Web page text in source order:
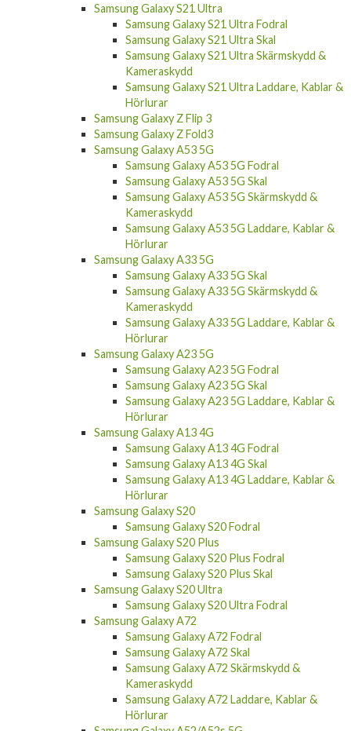
Samsung Galaxy S21 Ultra
Samsung Galaxy S21 Ultra Fodral
Samsung Galaxy S21 Ultra Skal
Samsung Galaxy S21 Ultra Skärmskydd &
Kameraskydd
Samsung Galaxy S21 Ultra Laddare, Kablar &
Hörlurar
Samsung Galaxy Z Flip 3
Samsung Galaxy Z Fold3
Samsung Galaxy A53 5G
Samsung Galaxy A53 5G Fodral
Samsung Galaxy A53 5G Skal
Samsung Galaxy A53 5G Skärmskydd &
Kameraskydd
Samsung Galaxy A53 5G Laddare, Kablar &
Hörlurar
Samsung Galaxy A33 5G
Samsung Galaxy A33 5G Skal
Samsung Galaxy A33 5G Skärmskydd &
Kameraskydd
Samsung Galaxy A33 5G Laddare, Kablar &
Hörlurar
Samsung Galaxy A23 5G
Samsung Galaxy A23 5G Fodral
Samsung Galaxy A23 5G Skal
Samsung Galaxy A23 5G Laddare, Kablar &
Hörlurar
Samsung Galaxy A13 4G
Samsung Galaxy A13 4G Fodral
Samsung Galaxy A13 4G Skal
Samsung Galaxy A13 4G Laddare, Kablar &
Hörlurar
Samsung Galaxy S20
Samsung Galaxy S20 Fodral
Samsung Galaxy S20 Plus
Samsung Galaxy S20 Plus Fodral
Samsung Galaxy S20 Plus Skal
Samsung Galaxy S20 Ultra
Samsung Galaxy S20 Ultra Fodral
Samsung Galaxy A72
Samsung Galaxy A72 Fodral
Samsung Galaxy A72 Skal
Samsung Galaxy A72 Skärmskydd &
Kameraskydd
Samsung Galaxy A72 Laddare, Kablar &
Hörlurar